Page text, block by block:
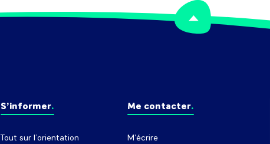
S’informer
Tout sur l’orientation
Me contacter
M'écrire